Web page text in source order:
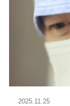
2025.11.25